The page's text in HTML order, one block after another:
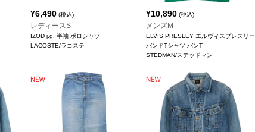
¥6,490 (税込)
レディースS
IZOD j.g. 半袖 ポロシャツ
LACOSTE/ラコステ
¥10,890 (税込)
メンズM
ELVIS PRESLEY エルヴィスプレスリー
バンドTシャツ バンT
STEDMAN/ステッドマン